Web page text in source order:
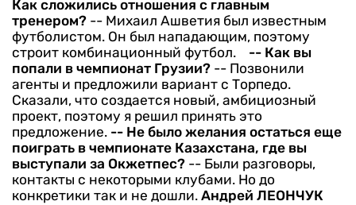
Как сложились отношения с главным
тренером? -- Михаил Ашветия был известным
футболистом. Он был нападающим, поэтому
строит комбинационный футбол.
-- Как вы
попали в чемпионат Грузии? -- Позвонили
агенты и предложили вариант с Торпедо.
Сказали, что создается новый, амбициозный
проект, поэтому я решил принять это
предложение. -- Не было желания остаться еще
поиграть в чемпионате Казахстана, где вы
выступали за Окжетпес? -- Были разговоры,
контакты с некоторыми клубами. Но до
конкретики так и не дошли. Андрей ЛЕОНЧУК